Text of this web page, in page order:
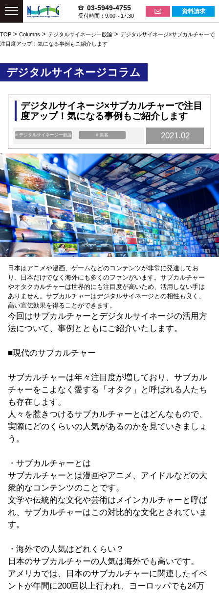
03-5949-4755
受付時間：9:00～17:30
資料請求
TOP > Columns > デジタルサイネージ一般論 > デジタルサイネージ×サブカルチャーで
注目度アップ！気になる事例もご紹介します
デジタルサイネージコラム
デジタルサイネージ×サブカルチャーで注目
度アップ！気になる事例もご紹介します
# デジタルサイネージ一般論 # 集客 2021.02
日本はアニメや漫画、ゲームなどのコンテンツが非常に発達してお
り、日本だけでなく海外にも多くのファンがいます。サブカルチャー
やオタクカルチャーは世界的にも注目度が高いため、活用しない手は
ありません。サブカルチャーはデジタルサイネージとの相性も良く、
高い宣伝効果を得ることができます。
今回はサブカルチャーとデジタルサイネージの活用方
法について、事例とともにご紹介いたします。
■現代のサブカルチャー
サブカルチャーは年々注目度が増しており、サブカル
チャーをこよなく愛する「オタク」と呼ばれる人たち
も存在します。
人々を惹きつけるサブカルチャーとはどんなもので、
実際にどのくらいの人気があるのかを見ていきましょ
う。
・サブカルチャーとは
サブカルチャーとは漫画やアニメ、アイドルなどの大
衆的なコンテンツのことです。
文学や伝統的な文化や芸術はメインカルチャーと呼ば
れ、サブカルチャーはこの対比的な文化とされていま
す。
・海外での人気はどれくらい？
日本のサブカルチャーの人気は海外でも高いです。
アメリカでは、日本のサブカルチャーに関連したイベ
ントが年間に200回以上行われ、ヨーロッパでも24万